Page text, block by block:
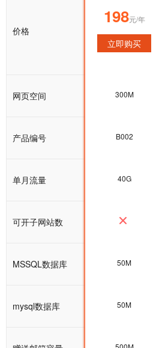
价格
198元/年
立即购买
网页空间 300M
产品编号 B002
单月流量 40G
可开子网站数
MSSQL数据库 50M
mysql数据库 100M
198元/年
立即购买
300M
B002
40G
50M
50M